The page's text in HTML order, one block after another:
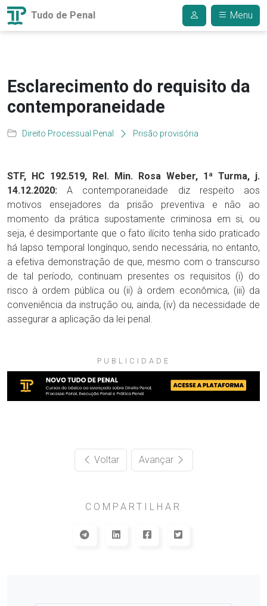
Tudo de Penal Menu
Esclarecimento do requisito da
contemporaneidade
Direito Processual Penal Prisão provisória
STF, HC 192.519, Rel. Min. Rosa Weber, 1ª Turma, j.
14.12.2020: A contemporaneidade diz respeito aos
motivos ensejadores da prisão preventiva e não ao
momento da prática supostamente criminosa em si, ou
seja, é desimportante que o fato ilícito tenha sido praticado
há lapso temporal longínquo, sendo necessária, no entanto,
a efetiva demonstração de que, mesmo com o transcurso
de tal período, continuam presentes os requisitos (i) do
risco à ordem pública ou (ii) à ordem econômica, (iii) da
conveniência da instrução ou, ainda, (iv) da necessidade de
assegurar a aplicação da lei penal.
PUBLICIDADE
Voltar Avançar
COMPARTILHAR